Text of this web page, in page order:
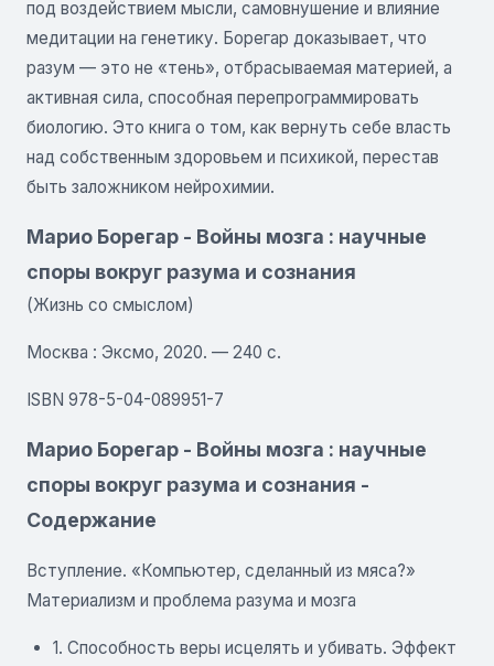
под воздействием мысли, самовнушение и влияние
медитации на генетику. Борегар доказывает, что
разум — это не «тень», отбрасываемая материей, а
активная сила, способная перепрограммировать
биологию. Это книга о том, как вернуть себе власть
над собственным здоровьем и психикой, перестав
быть заложником нейрохимии.
Марио Борегар - Войны мозга : научные
споры вокруг разума и сознания
(Жизнь со смыслом)
Москва : Эксмо, 2020. — 240 с.
ISBN 978-5-04-089951-7
Марио Борегар - Войны мозга : научные
споры вокруг разума и сознания -
Содержание
Вступление. «Компьютер, сделанный из мяса?»
Материализм и проблема разума и мозга
1. Способность веры исцелять и убивать. Эффект